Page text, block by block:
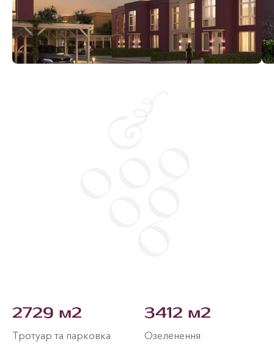
2729 м2
Тротуар та парковка
3412 м2
Озеленення